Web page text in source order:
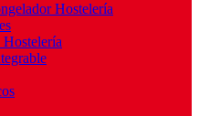
Hostelería